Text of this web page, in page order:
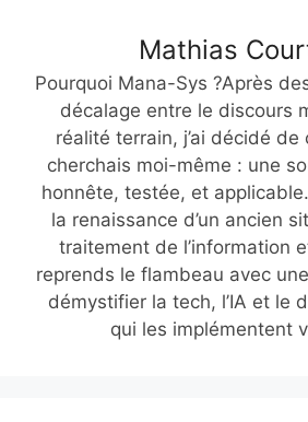
Mathias
Pourquoi Mana-Sys ?Après
décalage entre le discours
réalité terrain, j’ai décidé de
cherchais moi-même : une
honnête, testée, et
la renaissance d’un ancien
traitement de l’information
reprends le flambeau avec
démystifier la tech, l’IA et le
qui les implémentent